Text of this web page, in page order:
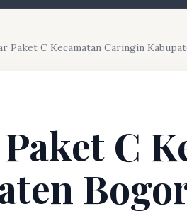
Paket C Kecamatan Caringin
C